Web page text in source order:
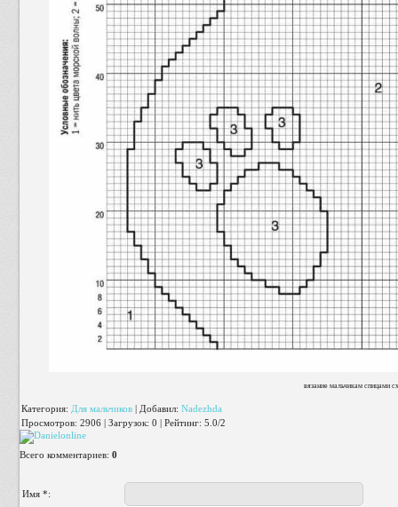
вязание мальчикам спицами
Категория: Для мальчиков | Добавил: Nadezhda
Просмотров: 2906 | Загрузок: 0 | Рейтинг: 5.0/2
Всего комментариев: 0
Имя *: